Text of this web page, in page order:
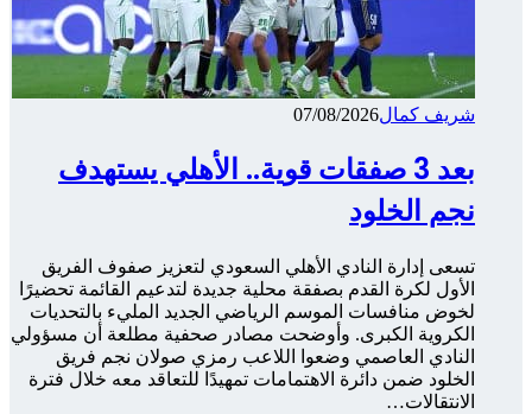
شريف كمال07/08/2026
بعد 3 صفقات قوية.. الأهلي يستهدف
نجم الخلود
تسعى إدارة النادي الأهلي السعودي لتعزيز صفوف الفريق
الأول لكرة القدم بصفقة محلية جديدة لتدعيم القائمة تحضيرًا
لخوض منافسات الموسم الرياضي الجديد المليء بالتحديات
الكروية الكبرى. وأوضحت مصادر صحفية مطلعة أن مسؤولي
النادي العاصمي وضعوا اللاعب رمزي صولان نجم فريق
الخلود ضمن دائرة الاهتمامات تمهيدًا للتعاقد معه خلال فترة
الانتقالات…